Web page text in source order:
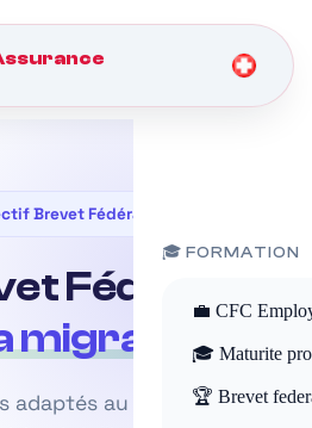
🎓 FORMATION
💼 CFC
🎓 Maturite
🏆 Brevet
Brevet Fédéral
Fédéral,
migraine.
adaptés au système suisse,